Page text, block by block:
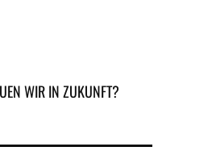
WIR IN ZUKUNFT?